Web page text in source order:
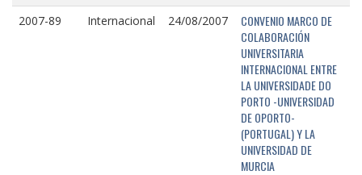
2007-89 Internacional 24/08/2007
CONVENIO MARCO DE
COLABORACIÓN
UNIVERSITARIA
INTERNACIONAL ENTRE
LA UNIVERSIDADE DO
PORTO -UNIVERSIDAD
DE OPORTO-
(PORTUGAL) Y LA
UNIVERSIDAD DE
MURCIA